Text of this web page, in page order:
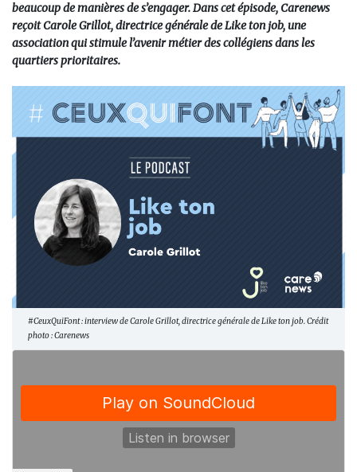
beaucoup de manières de s’engager. Dans cet épisode, Carenews
reçoit Carole Grillot, directrice générale de Like ton job, une
association qui stimule l’avenir métier des collégiens dans les
quartiers prioritaires.
#CeuxQuiFont : interview de Carole Grillot, directrice générale de Like ton job. Crédit
photo : Carenews